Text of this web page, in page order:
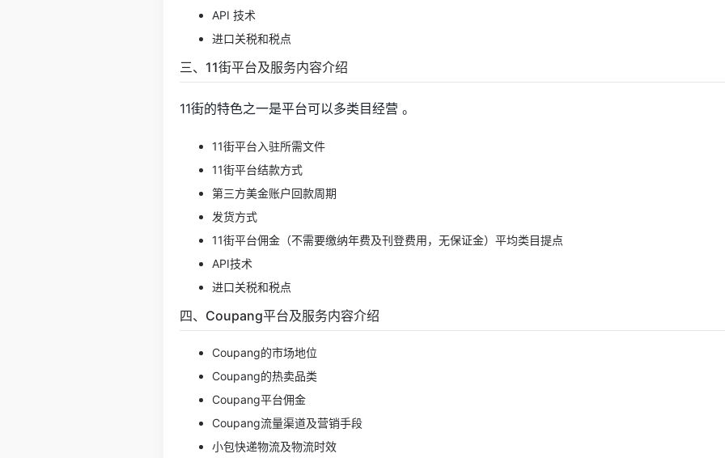
API 技术
进口关税和税点
三、11街平台及服务内容介绍
11街的特色之一是平台可以多类目经营 。
11街平台入驻所需文件
11街平台结款方式
第三方美金账户回款周期
发货方式
11街平台佣金（不需要缴纳年费及刊登费用，无保证金）平均类目提点
API技术
进口关税和税点
四、Coupang平台及服务内容介绍
Coupang的市场地位
Coupang的热卖品类
Coupang平台佣金
Coupang流量渠道及营销手段
小包快递物流及物流时效